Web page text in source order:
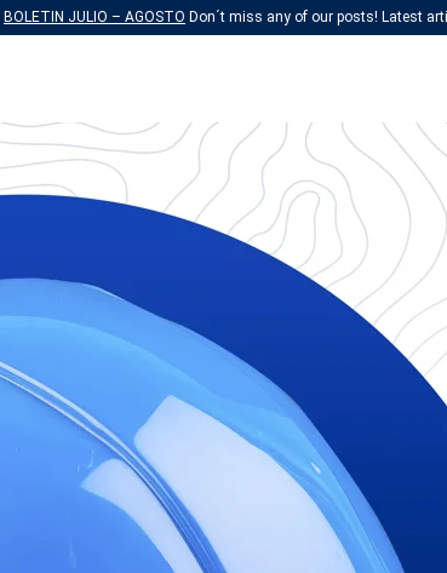
BOLETIN JULIO – AGOSTO Don´t miss any of our posts! Latest